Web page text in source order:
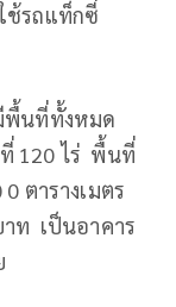
ช้รถแท็กซี่
พื้นที่ทั้งหมด
120 ไร่ พื้นที่
ตารางเมตร
ท เป็นอาคาร